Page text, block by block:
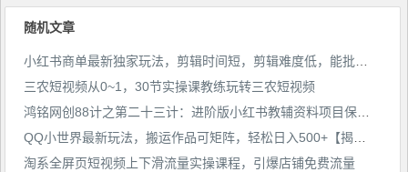
随机文章
三农短视频从0~1，​30节实操课教练玩转三农短视频
淘系全屏页短视频上下滑流量实操课程，引爆店铺免费流量